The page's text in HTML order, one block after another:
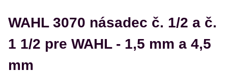
WAHL 3070 násadec č. 1/2 a č.
1 1/2 pre WAHL - 1,5 mm a 4,5
mm